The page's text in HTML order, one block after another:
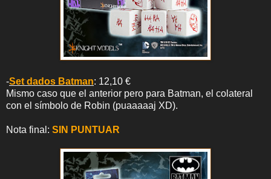
-Set dados Batman: 12,10 €
Mismo caso que el anterior pero para Batman, el colateral
con el símbolo de Robin (puaaaaaj XD).
Nota final: SIN PUNTUAR